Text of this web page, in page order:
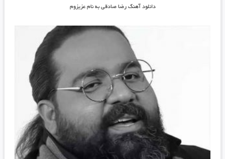
دانلود آهنگ رضا صادقی به نام عزیزوم